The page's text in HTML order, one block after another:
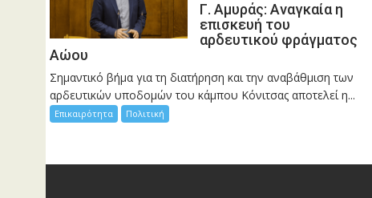
Γ. Αμυράς: Αναγκαία η
επισκευή του
αρδευτικού φράγματος
Αώου
Σημαντικό βήμα για τη διατήρηση και την αναβάθμιση των
αρδευτικών υποδομών του κάμπου Κόνιτσας αποτελεί η...
Επικαιρότητα Πολιτική